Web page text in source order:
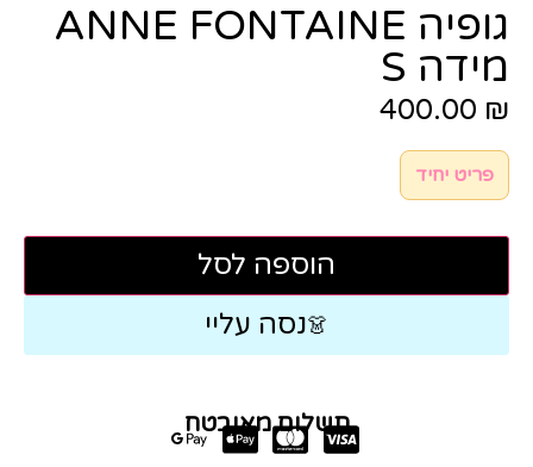
גופיה ANNE FONTAINE
מידה S
400.00 ₪
פריט יחיד
הוספה לסל
👗נסה עליי
תשלום מאובטח